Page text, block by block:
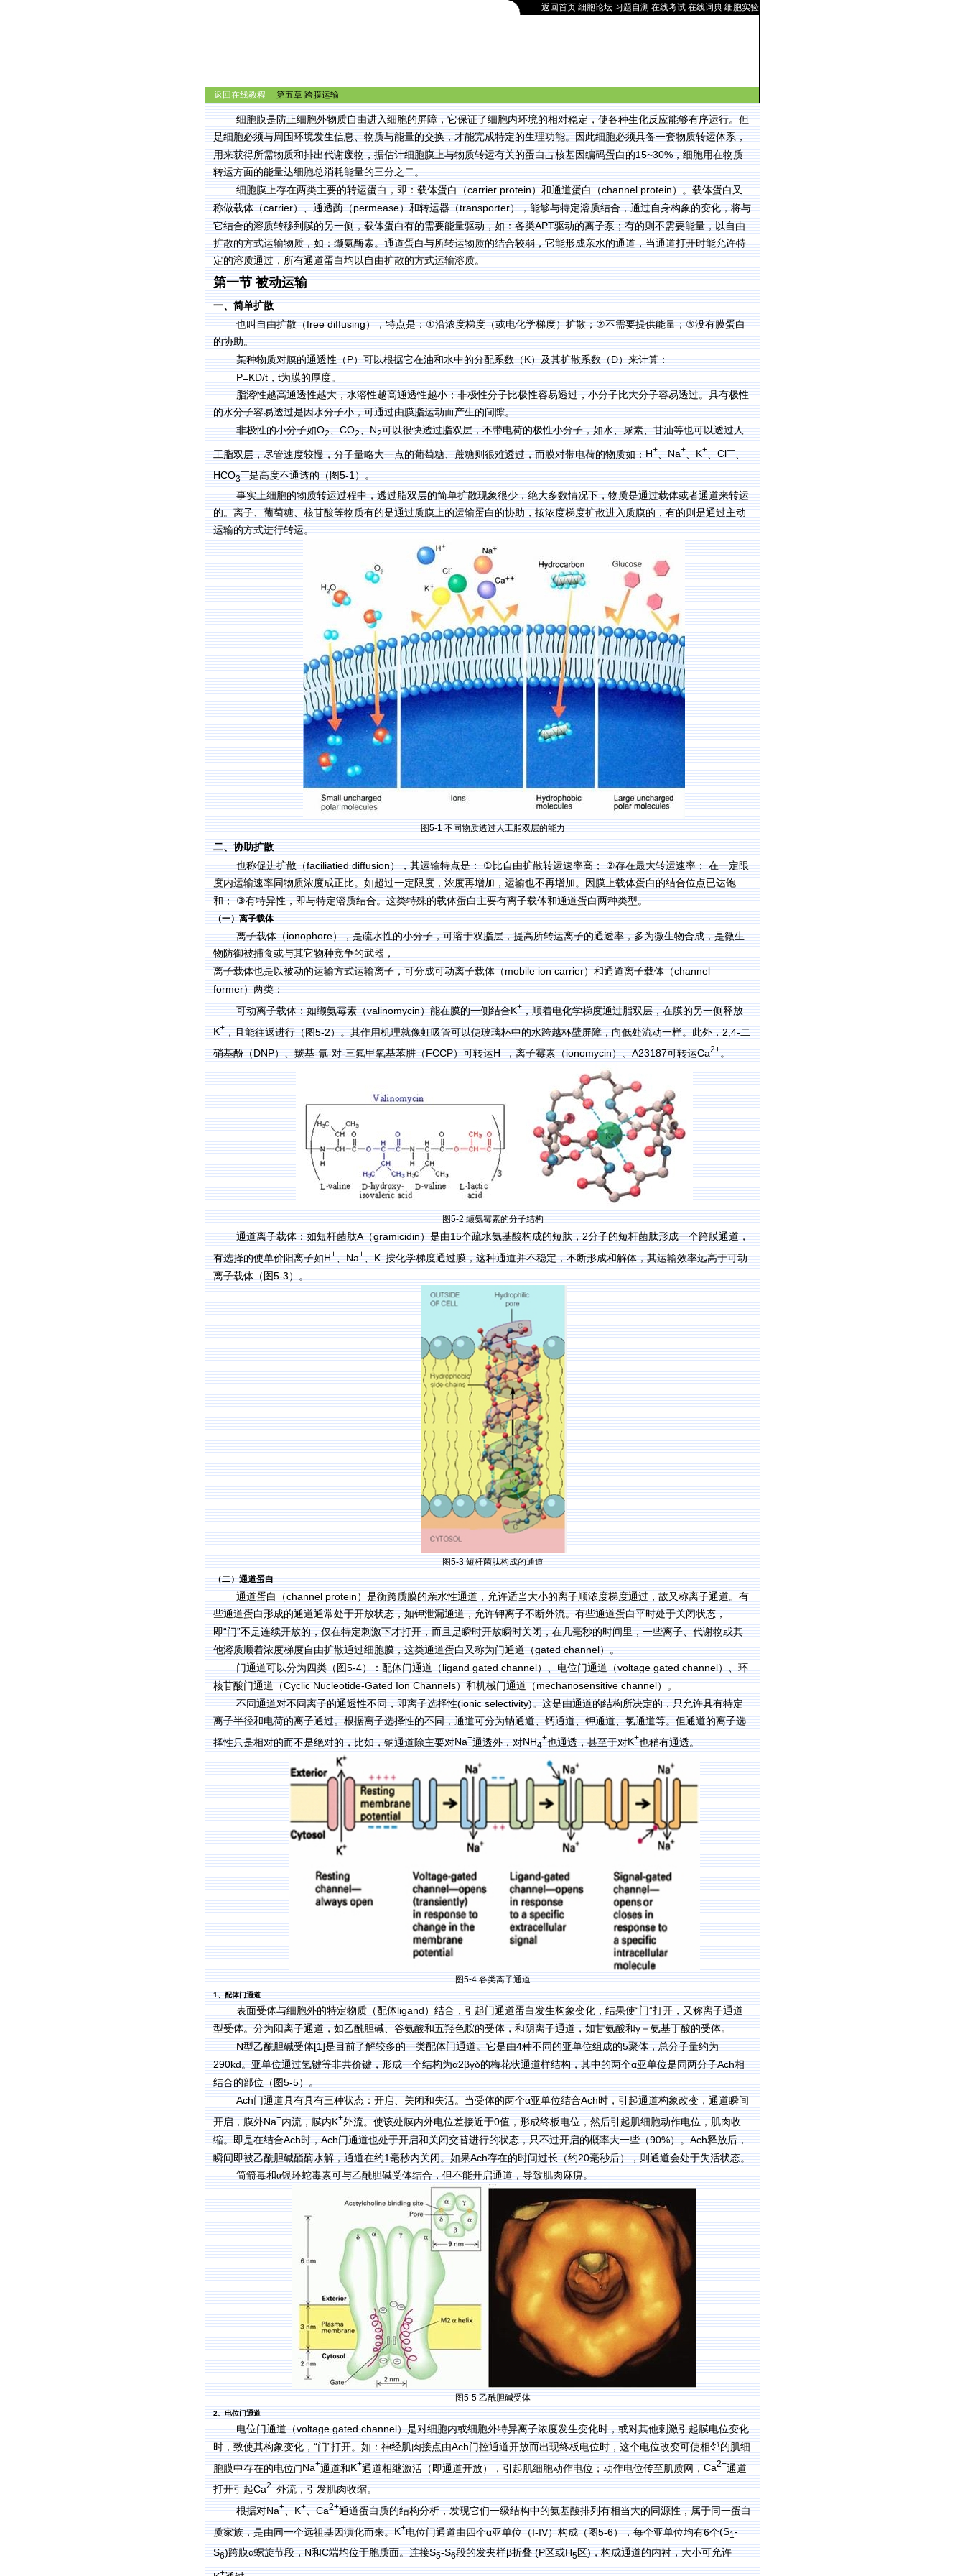
返回首页 细胞论坛 习题自测 在线考试 在线词典 细胞实验
返回在线教程 第五章 跨膜运输
细胞膜是防止细胞外物质自由进入细胞的屏障，它保证了细胞内环境的相对稳定，使各种生化反应能够有序运行。但
是细胞必须与周围环境发生信息、物质与能量的交换，才能完成特定的生理功能。因此细胞必须具备一套物质转运体系，
用来获得所需物质和排出代谢废物，据估计细胞膜上与物质转运有关的蛋白占核基因编码蛋白的15~30%，细胞用在物质
转运方面的能量达细胞总消耗能量的三分之二。
细胞膜上存在两类主要的转运蛋白，即：载体蛋白（carrier protein）和通道蛋白（channel protein）。载体蛋白又
称做载体（carrier）、通透酶（permease）和转运器（transporter），能够与特定溶质结合，通过自身构象的变化，将与
它结合的溶质转移到膜的另一侧，载体蛋白有的需要能量驱动，如：各类APT驱动的离子泵；有的则不需要能量，以自由
扩散的方式运输物质，如：缬氨酶素。通道蛋白与所转运物质的结合较弱，它能形成亲水的通道，当通道打开时能允许特
定的溶质通过，所有通道蛋白均以自由扩散的方式运输溶质。
第一节 被动运输
一、简单扩散
也叫自由扩散（free diffusing），特点是：①沿浓度梯度（或电化学梯度）扩散；②不需要提供能量；③没有膜蛋白
的协助。
某种物质对膜的通透性（P）可以根据它在油和水中的分配系数（K）及其扩散系数（D）来计算：
P=KD/t，t为膜的厚度。
脂溶性越高通透性越大，水溶性越高通透性越小；非极性分子比极性容易透过，小分子比大分子容易透过。具有极性
的水分子容易透过是因水分子小，可通过由膜脂运动而产生的间隙。
非极性的小分子如O2、CO2、N2可以很快透过脂双层，不带电荷的极性小分子，如水、尿素、甘油等也可以透过人
工脂双层，尽管速度较慢，分子量略大一点的葡萄糖、蔗糖则很难透过，而膜对带电荷的物质如：H+、Na+、K+、Cl—、
HCO3
—是高度不通透的（图5-1）。
事实上细胞的物质转运过程中，透过脂双层的简单扩散现象很少，绝大多数情况下，物质是通过载体或者通道来转运
的。离子、葡萄糖、核苷酸等物质有的是通过质膜上的运输蛋白的协助，按浓度梯度扩散进入质膜的，有的则是通过主动
运输的方式进行转运。
图5-1不同物质透过人工脂双层的能力
二、协助扩散
也称促进扩散（faciliatied diffusion），其运输特点是：①比自由扩散转运速率高；②存在最大转运速率； 在一定限
度内运输速率同物质浓度成正比。如超过一定限度，浓度再增加，运输也不再增加。因膜上载体蛋白的结合位点已达饱
和；③有特异性，即与特定溶质结合。这类特殊的载体蛋白主要有离子载体和通道蛋白两种类型。
（一）离子载体
离子载体（ionophore），是疏水性的小分子，可溶于双脂层，提高所转运离子的通透率，多为微生物合成，是微生
物防御被捕食或与其它物种竞争的武器，
离子载体也是以被动的运输方式运输离子，可分成可动离子载体（mobile ion carrier）和通道离子载体（channel
former）两类：
可动离子载体：如缬氨霉素（valinomycin）能在膜的一侧结合K+，顺着电化学梯度通过脂双层，在膜的另一侧释放
K+，且能往返进行（图5-2）。其作用机理就像虹吸管可以使玻璃杯中的水跨越杯壁屏障，向低处流动一样。此外，2,4-二
硝基酚（DNP）、羰基-氰-对-三氟甲氧基苯肼（FCCP）可转运H+，离子霉素（ionomycin）、A23187可转运Ca2+。
图5-2缬氨霉素的分子结构
通道离子载体：如短杆菌肽A（gramicidin）是由15个疏水氨基酸构成的短肽，2分子的短杆菌肽形成一个跨膜通道，
有选择的使单价阳离子如H+、Na+、K+按化学梯度通过膜，这种通道并不稳定，不断形成和解体，其运输效率远高于可动
离子载体（图5-3）。
图5-3短杆菌肽构成的通道
（二）通道蛋白
通道蛋白（channel protein）是衡跨质膜的亲水性通道，允许适当大小的离子顺浓度梯度通过，故又称离子通道。有
些通道蛋白形成的通道通常处于开放状态，如钾泄漏通道，允许钾离子不断外流。有些通道蛋白平时处于关闭状态，
即“门”不是连续开放的，仅在特定刺激下才打开，而且是瞬时开放瞬时关闭，在几毫秒的时间里，一些离子、代谢物或其
他溶质顺着浓度梯度自由扩散通过细胞膜，这类通道蛋白又称为门通道（gated channel）。
门通道可以分为四类（图5-4）：配体门通道（ligand gated channel）、电位门通道（voltage gated channel）、环
核苷酸门通道（Cyclic Nucleotide-Gated Ion Channels）和机械门通道（mechanosensitive channel）。
不同通道对不同离子的通透性不同，即离子选择性(ionic selectivity)。这是由通道的结构所决定的，只允许具有特定
离子半径和电荷的离子通过。根据离子选择性的不同，通道可分为钠通道、钙通道、钾通道、氯通道等。但通道的离子选
择性只是相对的而不是绝对的，比如，钠通道除主要对Na+通透外，对NH4
+也通透，甚至于对K+也稍有通透。
图5-4各类离子通道
1、配体门通道
表面受体与细胞外的特定物质（配体ligand）结合，引起门通道蛋白发生构象变化，结果使“门”打开，又称离子通道
型受体。分为阳离子通道，如乙酰胆碱、谷氨酸和五羟色胺的受体，和阴离子通道，如甘氨酸和γ－氨基丁酸的受体。
N型乙酰胆碱受体[1]是目前了解较多的一类配体门通道。它是由4种不同的亚单位组成的5聚体，总分子量约为
290kd。亚单位通过氢键等非共价键，形成一个结构为α2βγδ的梅花状通道样结构，其中的两个α亚单位是同两分子Ach相
结合的部位（图5-5）。
Ach门通道具有具有三种状态：开启、关闭和失活。当受体的两个α亚单位结合Ach时，引起通道构象改变，通道瞬间
开启，膜外Na+内流，膜内K+外流。使该处膜内外电位差接近于0值，形成终板电位，然后引起肌细胞动作电位，肌肉收
缩。即是在结合Ach时，Ach门通道也处于开启和关闭交替进行的状态，只不过开启的概率大一些（90%）。Ach释放后，
瞬间即被乙酰胆碱酯酶水解，通道在约1毫秒内关闭。如果Ach存在的时间过长（约20毫秒后），则通道会处于失活状态。
筒箭毒和α银环蛇毒素可与乙酰胆碱受体结合，但不能开启通道，导致肌肉麻痹。
图5-5乙酰胆碱受体
2、电位门通道
电位门通道（voltage gated channel）是对细胞内或细胞外特异离子浓度发生变化时，或对其他刺激引起膜电位变化
时，致使其构象变化，“门”打开。如：神经肌肉接点由Ach门控通道开放而出现终板电位时，这个电位改变可使相邻的肌细
胞膜中存在的电位门Na+通道和K+通道相继激活（即通道开放），引起肌细胞动作电位；动作电位传至肌质网，Ca2+通道
打开引起Ca2+外流，引发肌肉收缩。
根据对Na+、K+、Ca2+通道蛋白质的结构分析，发现它们一级结构中的氨基酸排列有相当大的同源性，属于同一蛋白
质家族，是由同一个远祖基因演化而来。K+电位门通道由四个α亚单位（I-IV）构成（图5-6），每个亚单位均有6个(S1-
S6)跨膜α螺旋节段，N和C端均位于胞质面。连接S5-S6段的发夹样β折叠 (P区或H5区)，构成通道的内衬，大小可允许
+